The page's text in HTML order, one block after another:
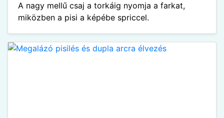
A nagy mellű csaj a torkáig nyomja a farkat,
miközben a pisi a képébe spriccel.